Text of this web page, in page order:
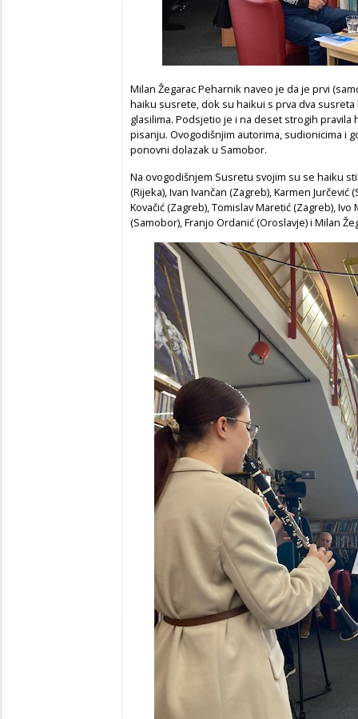
Milan Žegarac Peharnik naveo je da je prvi
haiku susrete, dok su haikui s prva dva
glasilima. Podsjetio je i na deset strogih
pisanju. Ovogodišnjim autorima, sudionicima i
ponovni dolazak u Samobor.
Na ovogodišnjem Susretu svojim su se haiku
(Rijeka), Ivan Ivančan (Zagreb), Karmen
Kovačić (Zagreb), Tomislav Maretić (Zagreb),
(Samobor), Franjo Ordanić (Oroslavje) i Milan